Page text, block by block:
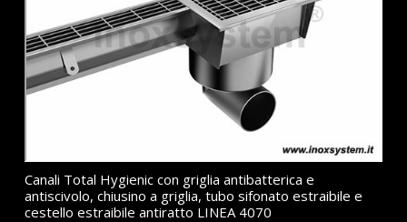
Canali Total Hygienic con griglia antibatterica e
antiscivolo, chiusino a griglia, tubo sifonato estraibile e
cestello estraibile antiratto LINEA 4070